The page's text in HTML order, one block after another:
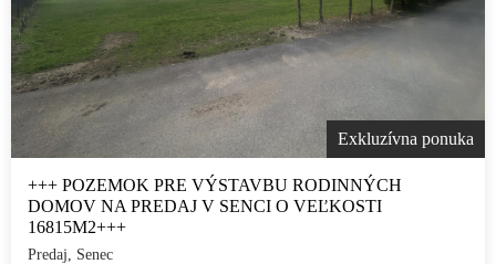
Exkluzívna ponuka
+++ POZEMOK PRE VÝSTAVBU RODINNÝCH
DOMOV NA PREDAJ V SENCI O VEĽKOSTI
16815M2+++
Predaj, Senec